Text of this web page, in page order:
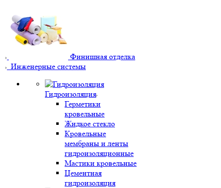
Финишная отделка
Инженерные системы
Гидроизоляция
Герметики
кровельные
Жидкое стекло
Кровельные
мембраны и ленты
гидроизоляционные
Мастики кровельные
Цементная
гидроизоляция